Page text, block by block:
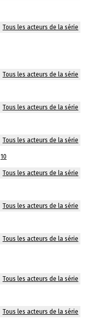
Tous les acteurs de la série
Tous les acteurs de la série
Tous les acteurs de la série
Tous les acteurs de la série
10
Tous les acteurs de la série
Tous les acteurs de la série
Tous les acteurs de la série
Tous les acteurs de la série
Tous les acteurs de la série